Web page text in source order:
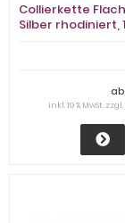
Collierkette
Silber rhodiniert,
ab
inkl. 19 % MwSt. zzgl.